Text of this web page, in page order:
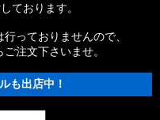
ております。
っておりませんので、
注文下さいませ。
も出店中！